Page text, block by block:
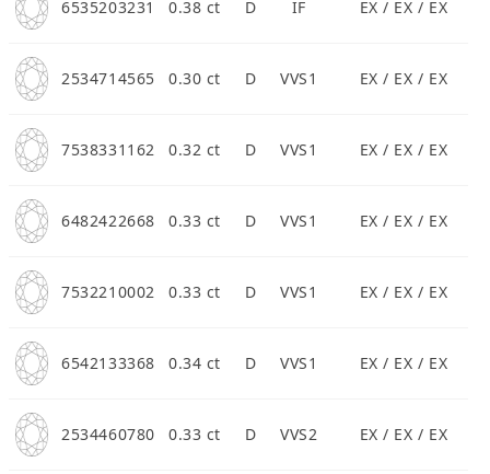
6535203231 0.38 ct D IF EX / EX / EX
2534714565 0.30 ct D VVS1 EX / EX / EX
7538331162 0.32 ct D VVS1 EX / EX / EX
6482422668 0.33 ct D VVS1 EX / EX / EX
7532210002 0.33 ct D VVS1 EX / EX / EX
6542133368 0.34 ct D VVS1 EX / EX / EX
2534460780 0.33 ct D VVS2 EX / EX / EX